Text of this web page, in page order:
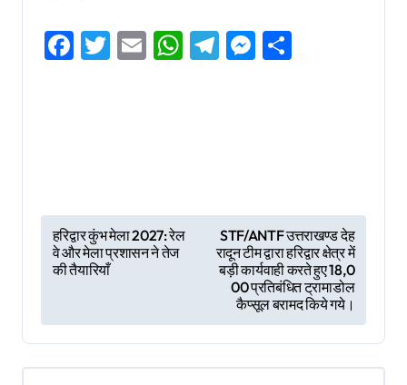
Facebook
Twitter
EmailWhatsApp
Telegram
Messenger
P
o
t
n
हरिद्वार कुंभ मेला 2027: रेल
वे और मेला प्रशासन ने तेज
की तैयारियाँ
STF/ANTF उत्तराखण्ड देह
रादून टीम द्वारा हरिद्वार क्षेत्र में
बड़ी कार्यवाही करते हुए 18,0
00 प्रतिबंधित ट्रामाडोल
कैप्सूल बरामद किये गये।